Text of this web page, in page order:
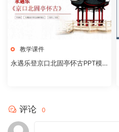
教学课件
永遇乐登京口北固亭怀古PPT模
评论 0